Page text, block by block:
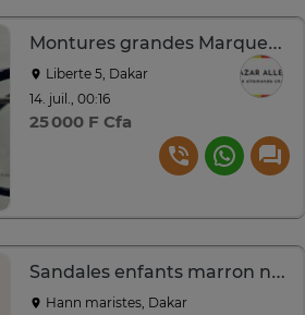
Montures grandes Marques bba🇩🇪
Liberte 5, Dakar
14. juil., 00:16
25 000 F Cfa
Sandales enfants marron nœud pointure 26/27
Hann maristes, Dakar